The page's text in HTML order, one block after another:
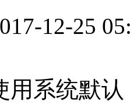
12-25
用系统默认